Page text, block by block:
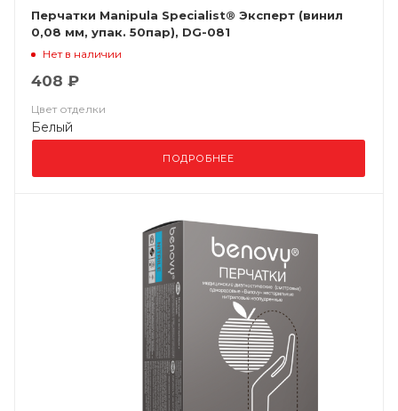
Перчатки Manipula Specialist® Эксперт (винил
0,08 мм, упак. 50пар), DG-081
Нет в наличии
408 ₽
Цвет отделки
Белый
ПОДРОБНЕЕ